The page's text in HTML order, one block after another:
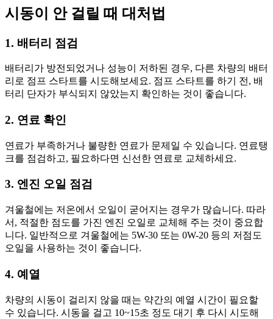
시동이 안 걸릴 때 대처법
1. 배터리 점검
배터리가 방전되었거나 성능이 저하된 경우, 다른 차량의 배터
리로 점프 스타트를 시도해보세요. 점프 스타트를 하기 전, 배
터리 단자가 부식되지 않았는지 확인하는 것이 좋습니다.
2. 연료 확인
연료가 부족하거나 불량한 연료가 문제일 수 있습니다. 연료탱
크를 점검하고, 필요하다면 신선한 연료로 교체하세요.
3. 엔진 오일 점검
겨울철에는 저온에서 오일이 굳어지는 경우가 많습니다. 따라
서, 적절한 점도를 가진 엔진 오일로 교체해 주는 것이 중요합
니다. 일반적으로 겨울철에는 5W-30 또는 0W-20 등의 저점도
오일을 사용하는 것이 좋습니다.
4. 예열
차량의 시동이 걸리지 않을 때는 약간의 예열 시간이 필요할
수 있습니다. 시동을 걸고 10~15초 정도 대기 후 다시 시도해